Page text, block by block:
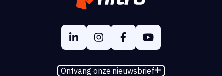
Ontvang onze nieuwsbrief